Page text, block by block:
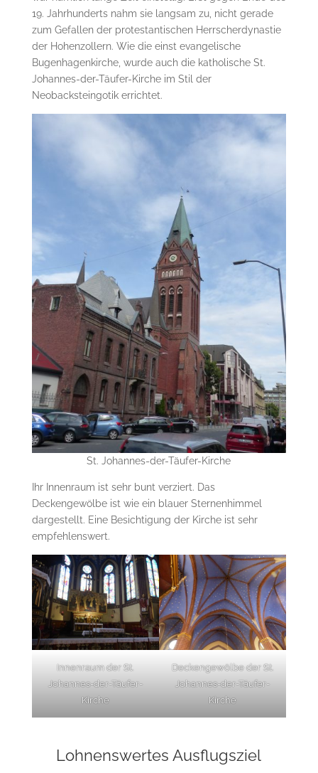
19. Jahrhunderts nahm sie langsam zu, nicht gerade
zum Gefallen der protestantischen Herrscherdynastie
der Hohenzollern. Wie die einst evangelische
Bugenhagenkirche, wurde auch die katholische St.
Johannes-der-Täufer-Kirche im Stil der
Neobacksteingotik errichtet.
St. Johannes-der-Täufer-Kirche
Ihr Innenraum ist sehr bunt verziert. Das
Deckengewölbe ist wie ein blauer Sternenhimmel
dargestellt. Eine Besichtigung der Kirche ist sehr
empfehlenswert.
Innenraum der St.
Johannes-der-Täufer-
Kirche
Deckengewölbe der St.
Johannes-der-Täufer-
Kirche
Lohnenswertes Ausflugsziel